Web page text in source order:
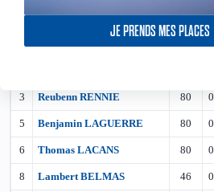
JE PRENDS MES PLACES
#
1
3 Reubenn RENNIE 80 0
5 Benjamin LAGUERRE 80 0
6 Thomas LACANS 80 0
8 Lambert BELMAS 46 0